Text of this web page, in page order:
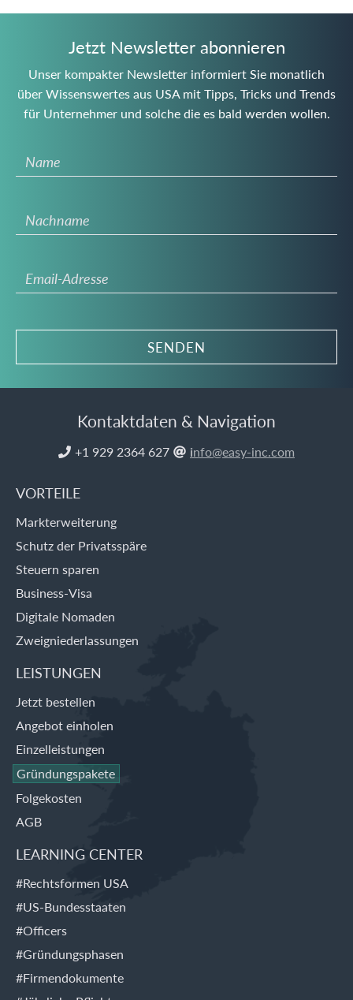
Jetzt Newsletter abonnieren
Unser kompakter Newsletter informiert Sie monatlich
über Wissenswertes aus USA mit Tipps, Tricks und Trends
für Unternehmer und solche die es bald werden wollen.
Kontaktdaten & Navigation
 +1 929 2364 627  info@easy-inc.com
VORTEILE
Markterweiterung
Schutz der Privatsspäre
Steuern sparen
Business-Visa
Digitale Nomaden
Zweigniederlassungen
LEISTUNGEN
Jetzt bestellen
Angebot einholen
Einzelleistungen
Gründungspakete
Folgekosten
AGB
LEARNING CENTER
#Rechtsformen USA
#US-Bundesstaaten
#Officers
#Gründungsphasen
#Firmendokumente